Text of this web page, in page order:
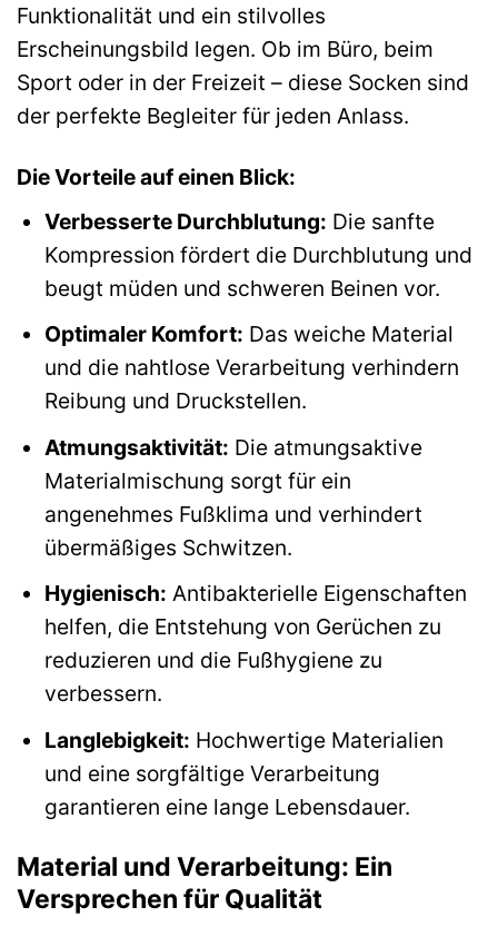
Funktionalität und ein stilvolles
Erscheinungsbild legen. Ob im Büro, beim
Sport oder in der Freizeit – diese Socken sind
der perfekte Begleiter für jeden Anlass.
Die Vorteile auf einen Blick:
Verbesserte Durchblutung: Die sanfte
Kompression fördert die Durchblutung und
beugt müden und schweren Beinen vor.
Optimaler Komfort: Das weiche Material
und die nahtlose Verarbeitung verhindern
Reibung und Druckstellen.
Atmungsaktivität: Die atmungsaktive
Materialmischung sorgt für ein
angenehmes Fußklima und verhindert
übermäßiges Schwitzen.
Hygienisch: Antibakterielle Eigenschaften
helfen, die Entstehung von Gerüchen zu
reduzieren und die Fußhygiene zu
verbessern.
Langlebigkeit: Hochwertige Materialien
und eine sorgfältige Verarbeitung
garantieren eine lange Lebensdauer.
Material und Verarbeitung: Ein
Versprechen für Qualität